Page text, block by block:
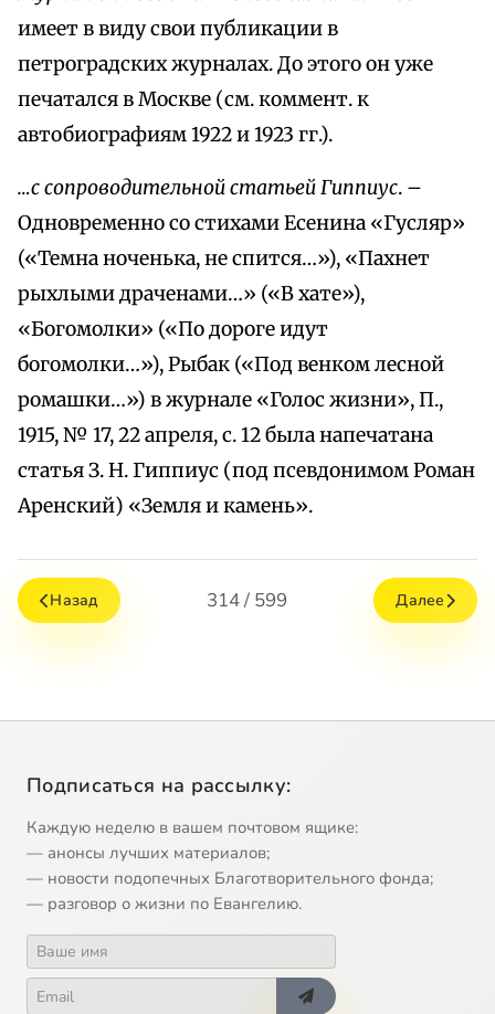
имеет в виду свои публикации в
петроградских журналах. До этого он уже
печатался в Москве (см. коммент. к
автобиографиям 1922 и 1923 гг.).
…с сопроводительной статьей Гиппиус. –
Одновременно со стихами Есенина «Гусляр»
(«Темна ноченька, не спится…»), «Пахнет
рыхлыми драченами…» («В хате»),
«Богомолки» («По дороге идут
богомолки…»), Рыбак («Под венком лесной
ромашки…») в журнале «Голос жизни», П.,
1915, № 17, 22 апреля, с. 12 была напечатана
статья З. Н. Гиппиус (под псевдонимом Роман
Аренский) «Земля и камень».
Назад 314 / 599 Далее
Подписаться на рассылку:
Каждую неделю в вашем почтовом ящике:
— анонсы лучших материалов;
— новости подопечных Благотворительного фонда;
— разговор о жизни по Евангелию.